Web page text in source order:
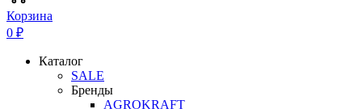
Корзина
0 ₽
Каталог
SALE
Бренды
AGROKRAFT